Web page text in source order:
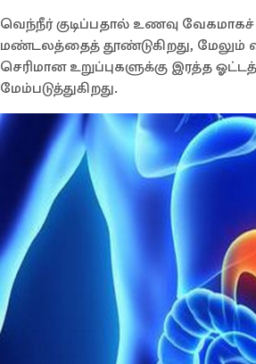
வெந்நீர் குடிப்பதால் உணவு
மண்டலத்தைத் தூண்டுகிறது, மேலும்
செரிமான உறுப்புகளுக்கு இரத்த
மேம்படுத்துகிறது.